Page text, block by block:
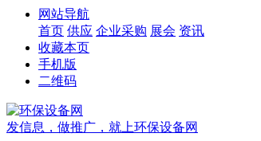
网站导航
首页 供应 企业采购 展会 资讯
收藏本页
手机版
二维码
发信息，做推广，就上环保设备网